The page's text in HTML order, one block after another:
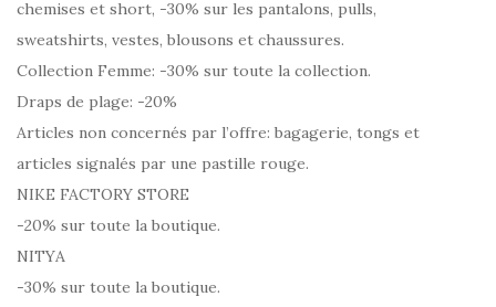
chemises et short, -30% sur les pantalons, pulls,
sweatshirts, vestes, blousons et chaussures.
Collection Femme: -30% sur toute la collection.
Draps de plage: -20%
Articles non concernés par l’offre: bagagerie, tongs et
articles signalés par une pastille rouge.
NIKE FACTORY STORE
-20% sur toute la boutique.
NITYA
-30% sur toute la boutique.